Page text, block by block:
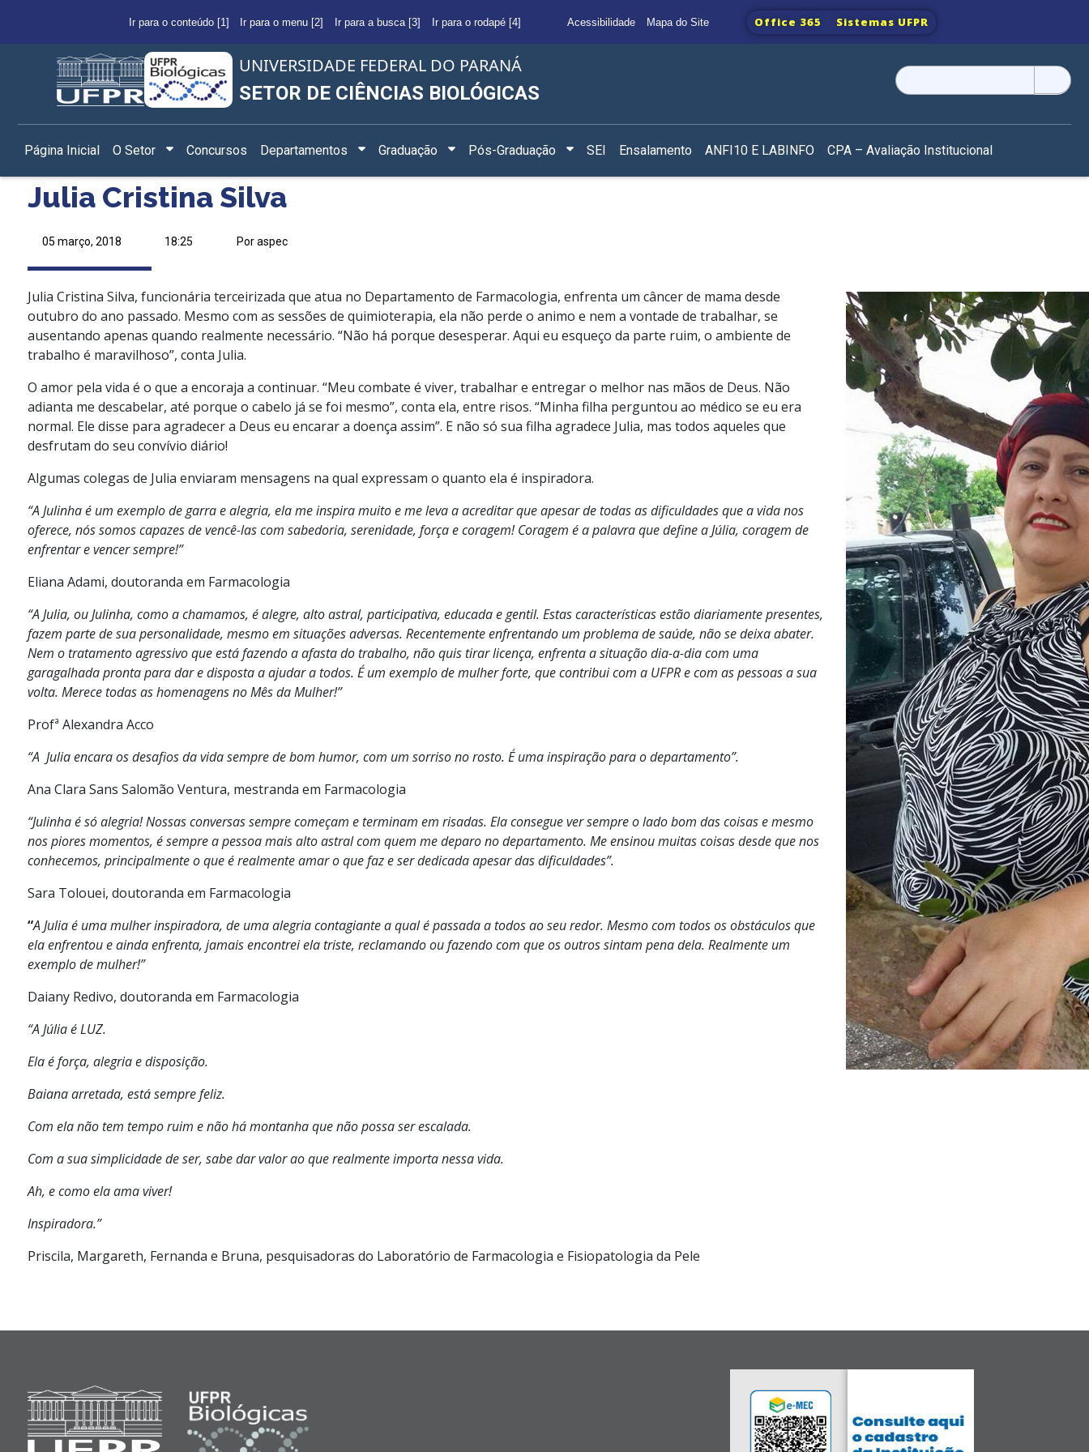
Ir para o conteúdo [1] Ir para o menu [2] Ir para a busca [3] Ir para o rodapé [4] Acessibilidade Mapa do Site Office 365 Sistemas UFPR
UNIVERSIDADE FEDERAL DO PARANÁ
SETOR DE CIÊNCIAS BIOLÓGICAS
Pesquisar
por:
Página Inicial O Setor Concursos Departamentos Graduação Pós-Graduação SEI Ensalamento ANFI10 E LABINFO CPA – Avaliação Institucional
Julia Cristina Silva
05 março, 2018 18:25 Por aspec
Julia Cristina Silva, funcionária terceirizada que atua no Departamento de Farmacologia, enfrenta um câncer de mama desde
outubro do ano passado. Mesmo com as sessões de quimioterapia, ela não perde o animo e nem a vontade de trabalhar, se
ausentando apenas quando realmente necessário. “Não há porque desesperar. Aqui eu esqueço da parte ruim, o ambiente de
trabalho é maravilhoso”, conta Julia.
O amor pela vida é o que a encoraja a continuar. “Meu combate é viver, trabalhar e entregar o melhor nas mãos de Deus. Não
adianta me descabelar, até porque o cabelo já se foi mesmo”, conta ela, entre risos. “Minha filha perguntou ao médico se eu era
normal. Ele disse para agradecer a Deus eu encarar a doença assim”. E não só sua filha agradece Julia, mas todos aqueles que
desfrutam do seu convívio diário!
Algumas colegas de Julia enviaram mensagens na qual expressam o quanto ela é inspiradora.
“A Julinha é um exemplo de garra e alegria, ela me inspira muito e me leva a acreditar que apesar de todas as dificuldades que a vida nos
oferece, nós somos capazes de vencê-las com sabedoria, serenidade, força e coragem! Coragem é a palavra que define a Júlia, coragem de
enfrentar e vencer sempre!”
Eliana Adami, doutoranda em Farmacologia
“A Julia, ou Julinha, como a chamamos, é alegre, alto astral, participativa, educada e gentil. Estas características estão diariamente presentes,
fazem parte de sua personalidade, mesmo em situações adversas. Recentemente enfrentando um problema de saúde, não se deixa abater.
Nem o tratamento agressivo que está fazendo a afasta do trabalho, não quis tirar licença, enfrenta a situação dia-a-dia com uma
garagalhada pronta para dar e disposta a ajudar a todos. É um exemplo de mulher forte, que contribui com a UFPR e com as pessoas a sua
volta. Merece todas as homenagens no Mês da Mulher!”
Profª Alexandra Acco
“A Julia encara os desafios da vida sempre de bom humor, com um sorriso no rosto. É uma inspiração para o departamento”.
Ana Clara Sans Salomão Ventura, mestranda em Farmacologia
“Julinha é só alegria! Nossas conversas sempre começam e terminam em risadas. Ela consegue ver sempre o lado bom das coisas e mesmo
nos piores momentos, é sempre a pessoa mais alto astral com quem me deparo no departamento. Me ensinou muitas coisas desde que nos
conhecemos, principalmente o que é realmente amar o que faz e ser dedicada apesar das dificuldades”.
Sara Tolouei, doutoranda em Farmacologia
“A Julia é uma mulher inspiradora, de uma alegria contagiante a qual é passada a todos ao seu redor. Mesmo com todos os obstáculos que
ela enfrentou e ainda enfrenta, jamais encontrei ela triste, reclamando ou fazendo com que os outros sintam pena dela. Realmente um
exemplo de mulher!”
Daiany Redivo, doutoranda em Farmacologia
“A Júlia é LUZ.
Ela é força, alegria e disposição.
Baiana arretada, está sempre feliz.
Com ela não tem tempo ruim e não há montanha que não possa ser escalada.
Com a sua simplicidade de ser, sabe dar valor ao que realmente importa nessa vida.
Ah, e como ela ama viver!
Inspiradora.”
Priscila, Margareth, Fernanda e Bruna, pesquisadoras do Laboratório de Farmacologia e Fisiopatologia da Pele